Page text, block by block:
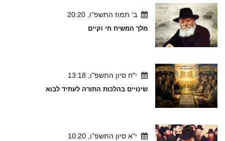
ב' תמוז התשפ"ו, 20:20
מלך המשיח חי וקיים
י"ח סיון התשפ"ו, 13:18
שינויים בהלכות התורה לעתיד לבוא
י"א סיון התשפ"ו, 10:20